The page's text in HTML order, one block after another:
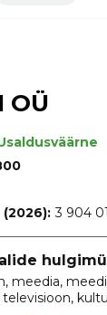
OÜ
3 904
meedia,